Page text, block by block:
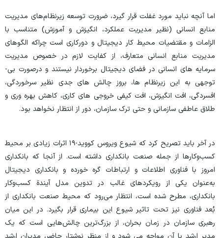
اما آنچه نباید مورد غفلت قرار گیرد، ضرورت توسعه زیرنظام‌های مدیریت
منابع انسانی (نظیر مدیریت عملکرد، انگیزش و آموزش) متناسب با
الزامات و مقتضیات محیط کار دیجیتال و دورکاری است چراکه الگوهای
مدیریت منابع انسانی متعارف، از کفایت لازم در خصوص مدیریت
سرمایه­ های انسانی در فضای دیجیتال برخوردار نیستند و درصورت بی­
توجهی به این زیرنظام­ ها، بروز چالش­ های جدی نظیر سرخوردگی،
افسردگی، افت انگیزش، افت کیفی خروجی ­های کاری، کاهش بهره­ وری و
طلاق عاطفی سازمانی و حتی ترک سازمان، دور از انتظار نخواهد بود.
در آخر باید تصریح کرد که شیوع ویروس کووید-۱۹ اثرات زیادی بر محیط
کسب‌وکارها از جمله صنعت بانکداری داشته است. از آنجا ‌که بانکداری
امروز با فناوری اطلاعات و ارتباطات گره خورده و بانکداری دیجیتال
به‌عنوان یکی از رویکرد­های غالب در تدوین مدل آیندة کسب‌وکار
بانکداری، مطرح شده است، انتظار می‌رود که محیط صنعت بانکداری از
بُعد فناوری نیز تحت ‌تاثیر شیوع این بیماری قرار بگیرد. در این میان
رهبری سازمان در زمان بحران، از بزرگ‌ترین چالش‌هایی است که یک